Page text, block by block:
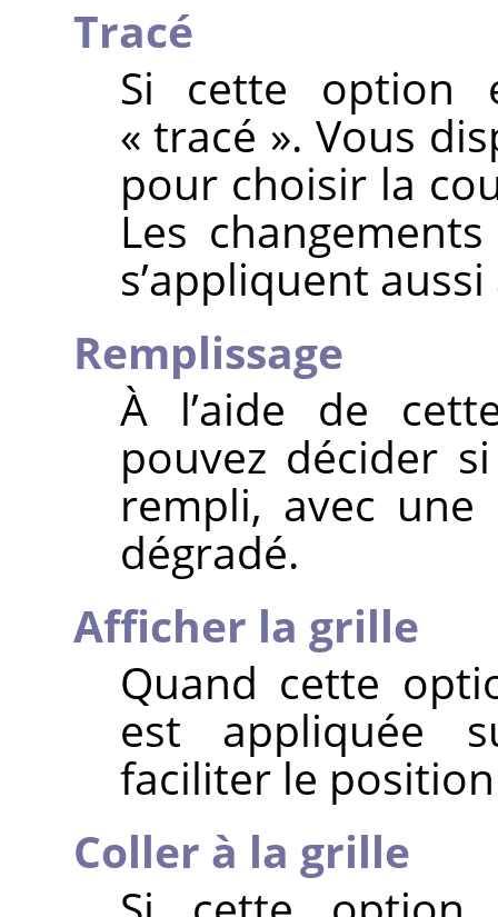
Tracé
Si cette option
« tracé ». Vous
pour choisir la
Les
s’appliquent
Remplissage
À l’aide de
pouvez décider
rempli, avec
dégradé.
Afficher la grille
Quand cette
est appliquée
faciliter le
Coller à la grille